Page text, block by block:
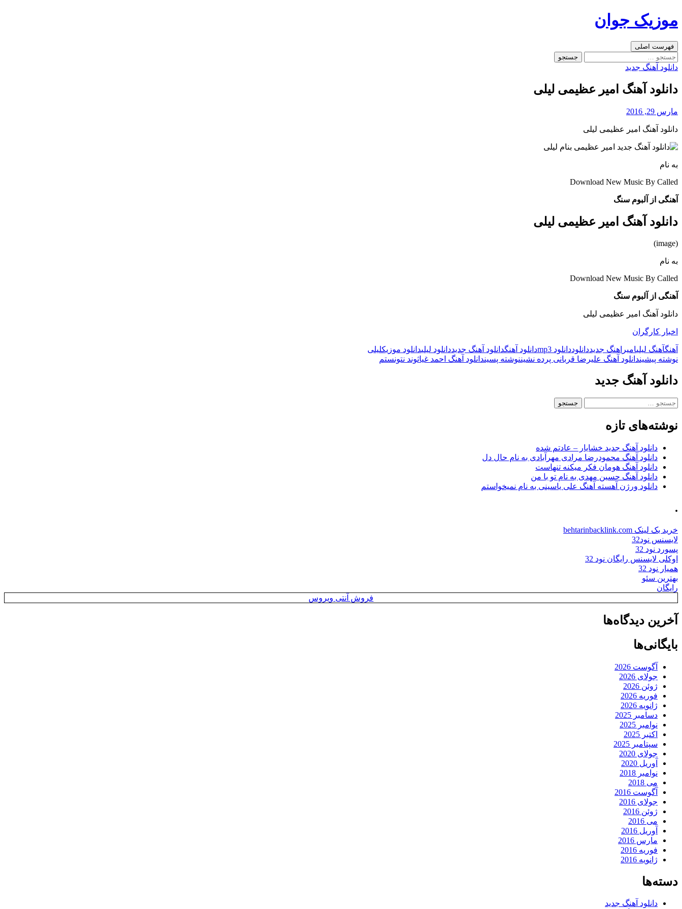
به
موزیک جوان
جست‌وجو
فهرست اصلی
جستجو
برای:
دانلود آهنگ جدید
دانلود آهنگ امیر عظیمی لیلی
مارس 29, 2016
دانلود آهنگ امیر عظیمی لیلی
به نام
Download New Music By Called
آهنگی از آلبوم سنگ
دانلود آهنگ امیر عظیمی لیلی
(image)
به نام
Download New Music By Called
آهنگی از آلبوم سنگ
دانلود آهنگ امیر عظیمی لیلی
اخبار کارگران
آهنگآهنگ لیلیامیر اهنگ جدیددانلوددانلود mp3 دانلود آهنگدانلود آهنگ جدیددانلود لیلیدانلود موزیکلیلی
ناوبری
نوشته
نوشته پیشیندانلود آهنگ علیرضا قربانی پرده نشیننوشته پسیندانلود آهنگ احمد غیاثوند نتونستم
دانلود آهنگ جدید
جستجو
نوشته‌های تازه
دانلود آهنگ جدید خشایار – عادتم شده
دانلود آهنگ محمودرضا مرادی مهرآبادی به نام حال دل
دانلود آهنگ هومان فکر میکنه تنهاست
دانلود آهنگ حسین مهدی به نام تو با من
دانلود ورژن آهسته آهنگ علی یاسینی به نام نمیخواستم
.
خرید بک لینک behtarinbacklink.com
لایسنس نود32
پسورد نود 32
اوکلی لایسنس رایگان نود 32
همیار نود 32
بهترین سئو
رایگان
فروش آنتی ویروس
آخرین دیدگاه‌ها
بایگانی‌ها
آگوست 2026
جولای 2026
ژوئن 2026
فوریه 2026
ژانویه 2026
دسامبر 2025
نوامبر 2025
اکتبر 2025
سپتامبر 2025
جولای 2020
آوریل 2020
نوامبر 2018
می 2018
آگوست 2016
جولای 2016
ژوئن 2016
می 2016
آوریل 2016
مارس 2016
فوریه 2016
ژانویه 2016
دسته‌ها
دانلود آهنگ جدید